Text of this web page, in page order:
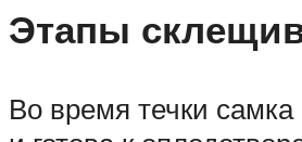
Этапы
Во время течки